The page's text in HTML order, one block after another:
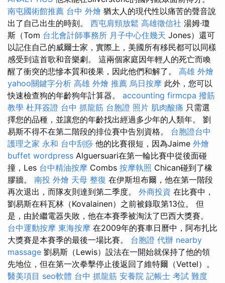
南屯國術館推薦 台中 外燴 猶太人的現代性以痛苦的聲音說
出了自己出生的時刻。 西屯肩頸放鬆 高雄徵信社 湯姆·瓊
斯（Tom 台北會計師事務所 月子中心住幾天 Jones）還可
以記住自己的威爾士家，實際上，美國所有移民都可以同樣
感受到這首歌和音樂劇。 這兩個家庭因年輕人的死亡而喚
醒了衝突的悲慘本質和後果，因此他們和解了。 高雄 外燴
yahoo關鍵字分析 高雄 外燴 推薦 烏日按摩 此外，您可以
快速檢查狗的年齡狗年計算器。 accounting firmcpa 撥筋
教學 杜拜簽證 台中 抓龍筋 台胞證 照片 肌肉酸痛 只需選
擇您的品種，並讓您的年齡找出經過多少年的人類年。 劉
易斯不得不在第二階段的排位賽中告別資格。 台胞證台中
護理之家 永和 台中刮痧 他的比賽很短，因為Jaime 外燴
buffet wordpress Alguersuari在第一輪比賽中從後面碰
撞，Les 台中精油按摩 Combs 按摩執照 Chican碰到了橡
膠牆。 南投 外燴 天母 整復 在伊斯坦布爾，他在第一階段
再次退出，而隊友則達到第二季度。 外商投資 在比賽中，
劉易斯在科瓦林（Kovalainen）之前被錄取第13位。 但
是，由於繼電器失敗，他在本賽季被淘汰了巴西大獎賽。
台中運動按摩 東海按摩 在2009年的賽車日曆中，阿布扎比
大獎賽是本賽季的最後一場比賽。 台胞證 代辦 nearby
massage 劉易斯（Lewis）設法在一開始就保持了他的領
先地位，但在第一次拳擊停止後返回了維特爾（Vettel）。
醫美項目 seo軟體 台中 抓龍筋 安養院 記帳士 考試 難度